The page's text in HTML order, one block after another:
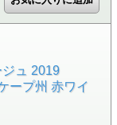
ュ 2019
ープ州 赤ワイ